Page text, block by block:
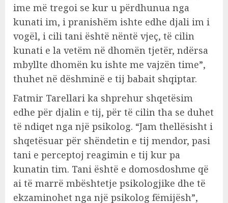
ime më tregoi se kur u përdhunua nga
kunati im, i pranishëm ishte edhe djali im i
vogël, i cili tani është nëntë vjeç, të cilin
kunati e la vetëm në dhomën tjetër, ndërsa
mbyllte dhomën ku ishte me vajzën time”,
thuhet në dëshminë e tij babait shqiptar.
Fatmir Tarellari ka shprehur shqetësim
edhe për djalin e tij, për të cilin tha se duhet
të ndiqet nga një psikolog. “Jam thellësisht i
shqetësuar për shëndetin e tij mendor, pasi
tani e perceptoj reagimin e tij kur pa
kunatin tim. Tani është e domosdoshme që
ai të marrë mbështetje psikologjike dhe të
ekzaminohet nga një psikolog fëmijësh”,